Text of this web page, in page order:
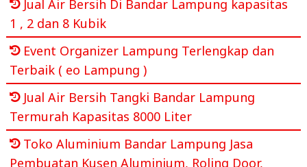
Jual Air Bersih Di Bandar Lampung kapasitas
1 , 2 dan 8 Kubik
Event Organizer Lampung Terlengkap dan
Terbaik ( eo Lampung )
Jual Air Bersih Tangki Bandar Lampung
Termurah Kapasitas 8000 Liter
Toko Aluminium Bandar Lampung Jasa
Pembuatan Kusen Aluminium, Roling Door,